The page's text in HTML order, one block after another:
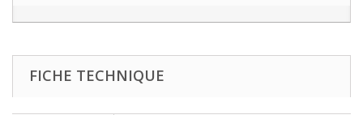
FICHE TECHNIQUE